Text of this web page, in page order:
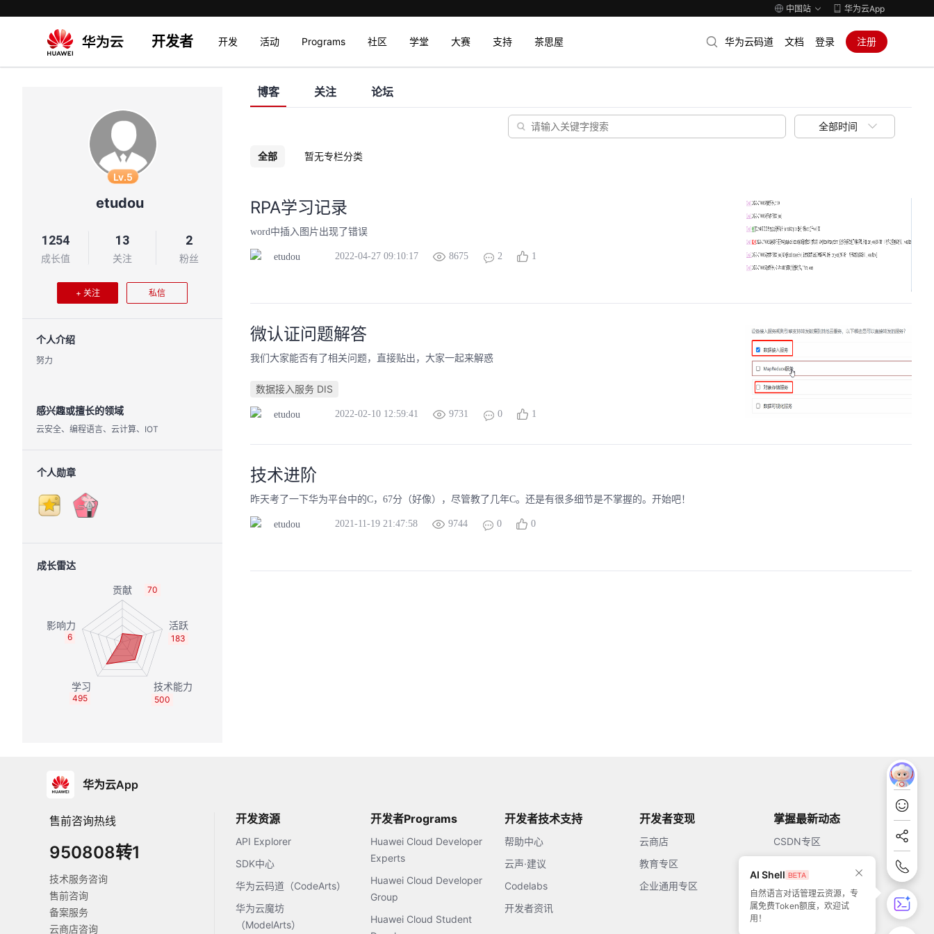
中国站 华为云App
开发者 开发 活动 Programs 社区 学堂 大赛 支持 茶思屋 华为云码道 文档 登录 注册
Lv.5
etudou
1254
成长值
13
关注
2
粉丝
+ 关注 私信
个人介绍
努力
感兴趣或擅长的领域
云安全、编程语言、云计算、IOT
个人勋章
成长雷达
70
183
500
495
6
博客 关注 论坛
全部时间
全部 暂无专栏分类
RPA学习记录
word中插入图片出现了错误
etudou 2022-04-27 09:10:17 8675 2 1
微认证问题解答
我们大家能否有了相关问题，直接贴出，大家一起来解惑
数据接入服务 DIS
etudou 2022-02-10 12:59:41 9731 0 1
技术进阶
昨天考了一下华为平台中的C，67分（好像），尽管教了几年C。还是有很多细节是不掌握的。开始吧！
etudou 2021-11-19 21:47:58 9744 0 0
华为云App
售前咨询热线
950808转1
技术服务咨询
售前咨询
备案服务
云商店咨询
开发资源
API Explorer
SDK中心
华为云码道（CodeArts）
华为云魔坊
（ModelArts）
开发者Programs
Huawei Cloud Developer
Experts
Huawei Cloud Developer
Group
Huawei Cloud Student
开发者技术支持
帮助中心
云声·建议
Codelabs
开发者资讯
开发者变现
云商店
教育专区
企业通用专区
掌握最新动态
CSDN专区
51CTO
AI Shell
自然语言对话管理云资源，专
属免费Token额度，欢迎试
用！